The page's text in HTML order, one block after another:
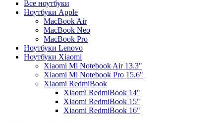
Все ноутбуки
Ноутбуки Apple
MacBook Air
MacBook Neo
MacBook Pro
Ноутбуки Lenovo
Ноутбуки Xiaomi
Xiaomi Mi Notebook Air 13.3"
Xiaomi Mi Notebook Pro 15.6"
Xiaomi RedmiBook
Xiaomi RedmiBook 14"
Xiaomi RedmiBook 15"
Xiaomi RedmiBook 16"